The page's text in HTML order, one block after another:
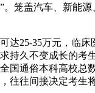
。笼盖汽车、新能源
25-35万元，临床
持久不变成长的考
国通俗本科高校总
往往间接决定考生